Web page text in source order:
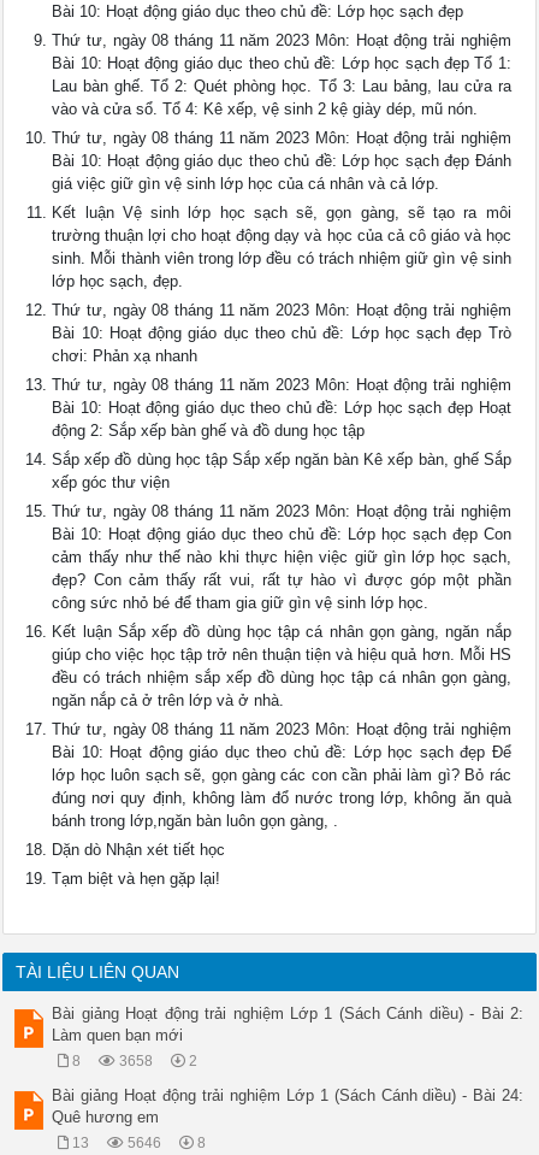
Bài 10: Hoạt động giáo dục theo chủ đề: Lớp học sạch đẹp
Thứ tư, ngày 08 tháng 11 năm 2023 Môn: Hoạt động trải nghiệm
Bài 10: Hoạt động giáo dục theo chủ đề: Lớp học sạch đẹp Tổ 1:
Lau bàn ghế. Tổ 2: Quét phòng học. Tổ 3: Lau bảng, lau cửa ra
vào và cửa sổ. Tổ 4: Kê xếp, vệ sinh 2 kệ giày dép, mũ nón.
Thứ tư, ngày 08 tháng 11 năm 2023 Môn: Hoạt động trải nghiệm
Bài 10: Hoạt động giáo dục theo chủ đề: Lớp học sạch đẹp Đánh
giá việc giữ gìn vệ sinh lớp học của cá nhân và cả lớp.
Kết luận Vệ sinh lớp học sạch sẽ, gọn gàng, sẽ tạo ra môi
trường thuận lợi cho hoạt động dạy và học của cả cô giáo và học
sinh. Mỗi thành viên trong lớp đều có trách nhiệm giữ gìn vệ sinh
lớp học sạch, đẹp.
Thứ tư, ngày 08 tháng 11 năm 2023 Môn: Hoạt động trải nghiệm
Bài 10: Hoạt động giáo dục theo chủ đề: Lớp học sạch đẹp Trò
chơi: Phản xạ nhanh
Thứ tư, ngày 08 tháng 11 năm 2023 Môn: Hoạt động trải nghiệm
Bài 10: Hoạt động giáo dục theo chủ đề: Lớp học sạch đẹp Hoạt
động 2: Sắp xếp bàn ghế và đồ dung học tập
Sắp xếp đồ dùng học tập Sắp xếp ngăn bàn Kê xếp bàn, ghế Sắp
xếp góc thư viện
Thứ tư, ngày 08 tháng 11 năm 2023 Môn: Hoạt động trải nghiệm
Bài 10: Hoạt động giáo dục theo chủ đề: Lớp học sạch đẹp Con
cảm thấy như thế nào khi thực hiện việc giữ gìn lớp học sạch,
đẹp? Con cảm thấy rất vui, rất tự hào vì được góp một phần
công sức nhỏ bé để tham gia giữ gìn vệ sinh lớp học.
Kết luận Sắp xếp đồ dùng học tập cá nhân gọn gàng, ngăn nắp
giúp cho việc học tập trở nên thuận tiện và hiệu quả hơn. Mỗi HS
đều có trách nhiệm sắp xếp đồ dùng học tập cá nhân gọn gàng,
ngăn nắp cả ở trên lớp và ở nhà.
Thứ tư, ngày 08 tháng 11 năm 2023 Môn: Hoạt động trải nghiệm
Bài 10: Hoạt động giáo dục theo chủ đề: Lớp học sạch đẹp Để
lớp học luôn sạch sẽ, gọn gàng các con cần phải làm gì? Bỏ rác
đúng nơi quy định, không làm đổ nước trong lớp, không ăn quà
bánh trong lớp,ngăn bàn luôn gọn gàng, .
Dặn dò Nhận xét tiết học
Tạm biệt và hẹn gặp lại!
TÀI LIỆU LIÊN QUAN
Bài giảng Hoạt động trải nghiệm Lớp 1 (Sách Cánh diều) - Bài 2:
Làm quen bạn mới
8 3658 2
Bài giảng Hoạt động trải nghiệm Lớp 1 (Sách Cánh diều) - Bài 24:
Quê hương em
13 5646 8